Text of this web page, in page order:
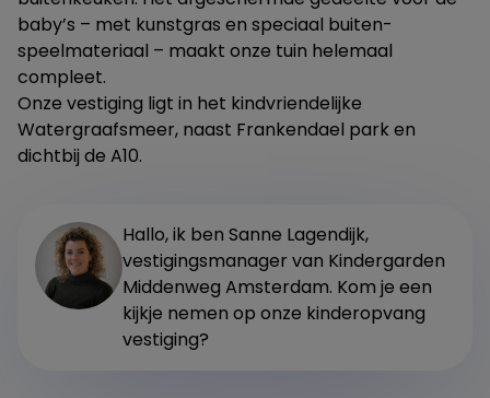
baby’s – met kunstgras en speciaal buiten-
speelmateriaal – maakt onze tuin helemaal
compleet.
Onze vestiging ligt in het kindvriendelijke
Watergraafsmeer, naast Frankendael park en
dichtbij de A10.
Hallo, ik ben Sanne Lagendijk,
vestigingsmanager van Kindergarden
Middenweg Amsterdam. Kom je een
kijkje nemen op onze kinderopvang
vestiging?